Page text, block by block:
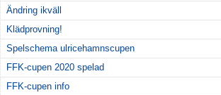
Ändring ikväll
Klädprovning!
Spelschema ulricehamnscupen
FFK-cupen 2020 spelad
FFK-cupen info